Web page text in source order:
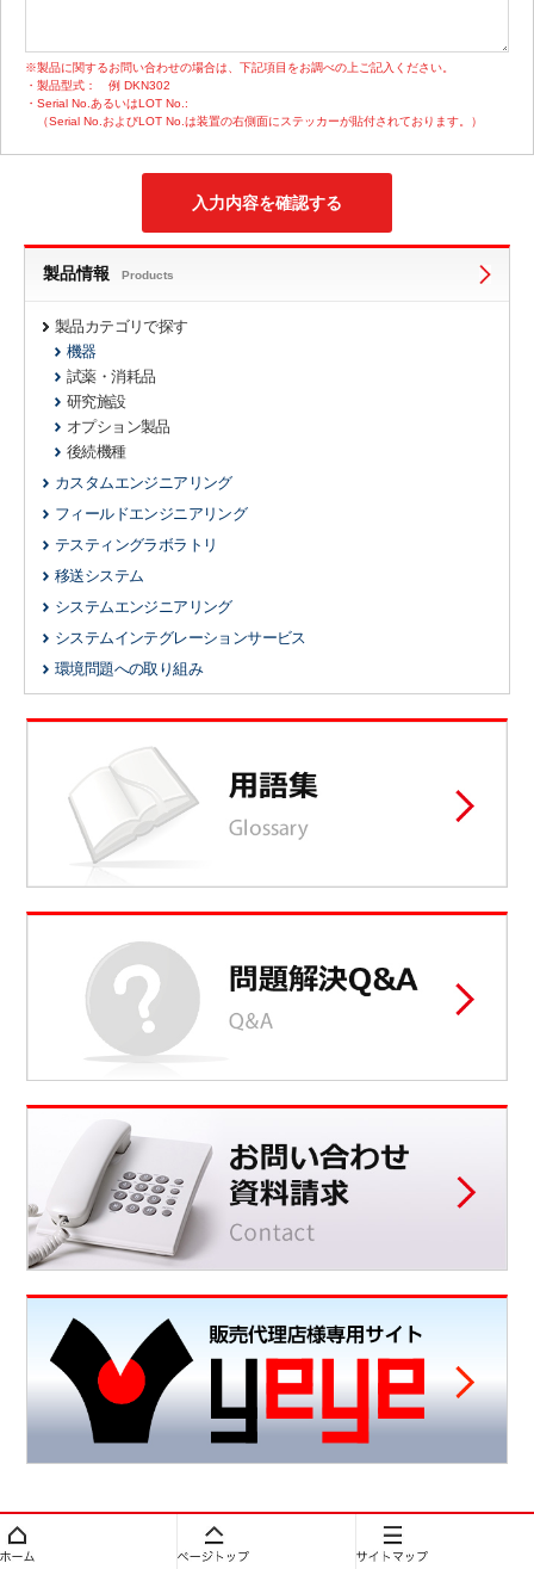
※製品に関するお問い合わせの場合は、下記項目をお調べの上ご記入ください。
・製品型式：
例 DKN302
・Serial No.あるいはLOT No.:
（Serial No.およびLOT No.は装置の右側面にステッカーが貼付されております。）
製品情報 Products
製品カテゴリで探す
機器
試薬・消耗品
研究施設
オプション製品
後続機種
カスタムエンジニアリング
フィールドエンジニアリング
テスティングラボラトリ
移送システム
システムエンジニアリング
システムインテグレーションサービス
環境問題への取り組み